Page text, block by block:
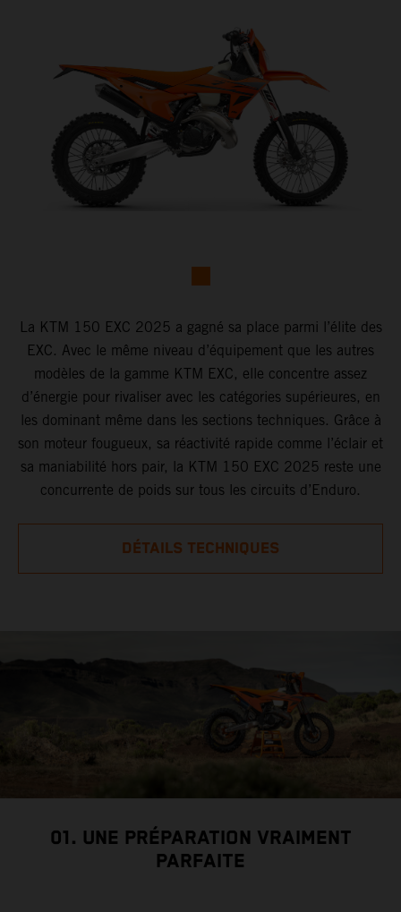
La KTM 150 EXC 2025 a gagné sa place parmi l’élite des
EXC. Avec le même niveau d’équipement que les autres
modèles de la gamme KTM EXC, elle concentre assez
d’énergie pour rivaliser avec les catégories supérieures, en
les dominant même dans les sections techniques. Grâce à
son moteur fougueux, sa réactivité rapide comme l’éclair et
sa maniabilité hors pair, la KTM 150 EXC 2025 reste une
concurrente de poids sur tous les circuits d’Enduro.
DÉTAILS TECHNIQUES
01. UNE PRÉPARATION VRAIMENT
PARFAITE